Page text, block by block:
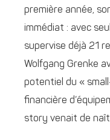
première année,
immédiat : avec
supervise déjà 21
Wolfgang Grenke
potentiel du «
financière
story venait de